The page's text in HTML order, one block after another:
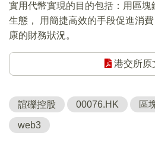
實用代幣實現的目的包括：用區
生態， 用簡捷高效的手段促進消
康的財務狀況。
港交所原
誼礫控股 00076.HK 區
web3